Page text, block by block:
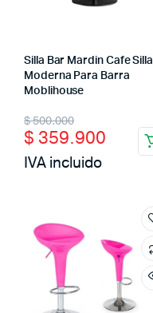
Silla Bar Mardin Cafe Silla
Moderna Para Barra
Moblihouse
$500.000
Original
price
was:
$ 359.900
Current
price
is:
IVA incluido